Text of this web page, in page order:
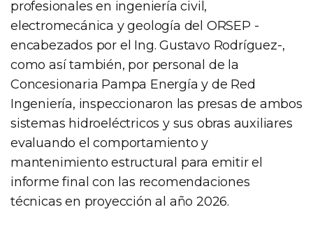
profesionales en ingeniería civil,
electromecánica y geología del ORSEP -
encabezados por el Ing. Gustavo Rodríguez-,
como así también, por personal de la
Concesionaria Pampa Energía y de Red
Ingeniería, inspeccionaron las presas de ambos
sistemas hidroeléctricos y sus obras auxiliares
evaluando el comportamiento y
mantenimiento estructural para emitir el
informe final con las recomendaciones
técnicas en proyección al año 2026.